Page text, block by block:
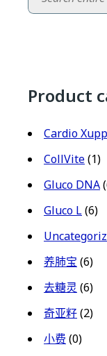
Product
Cardio
CollVite(1)
Gluco DNA
Gluco L(6)
养肺宝 (6)
去糖灵(6)
奇亚籽(2)
小费 (0)